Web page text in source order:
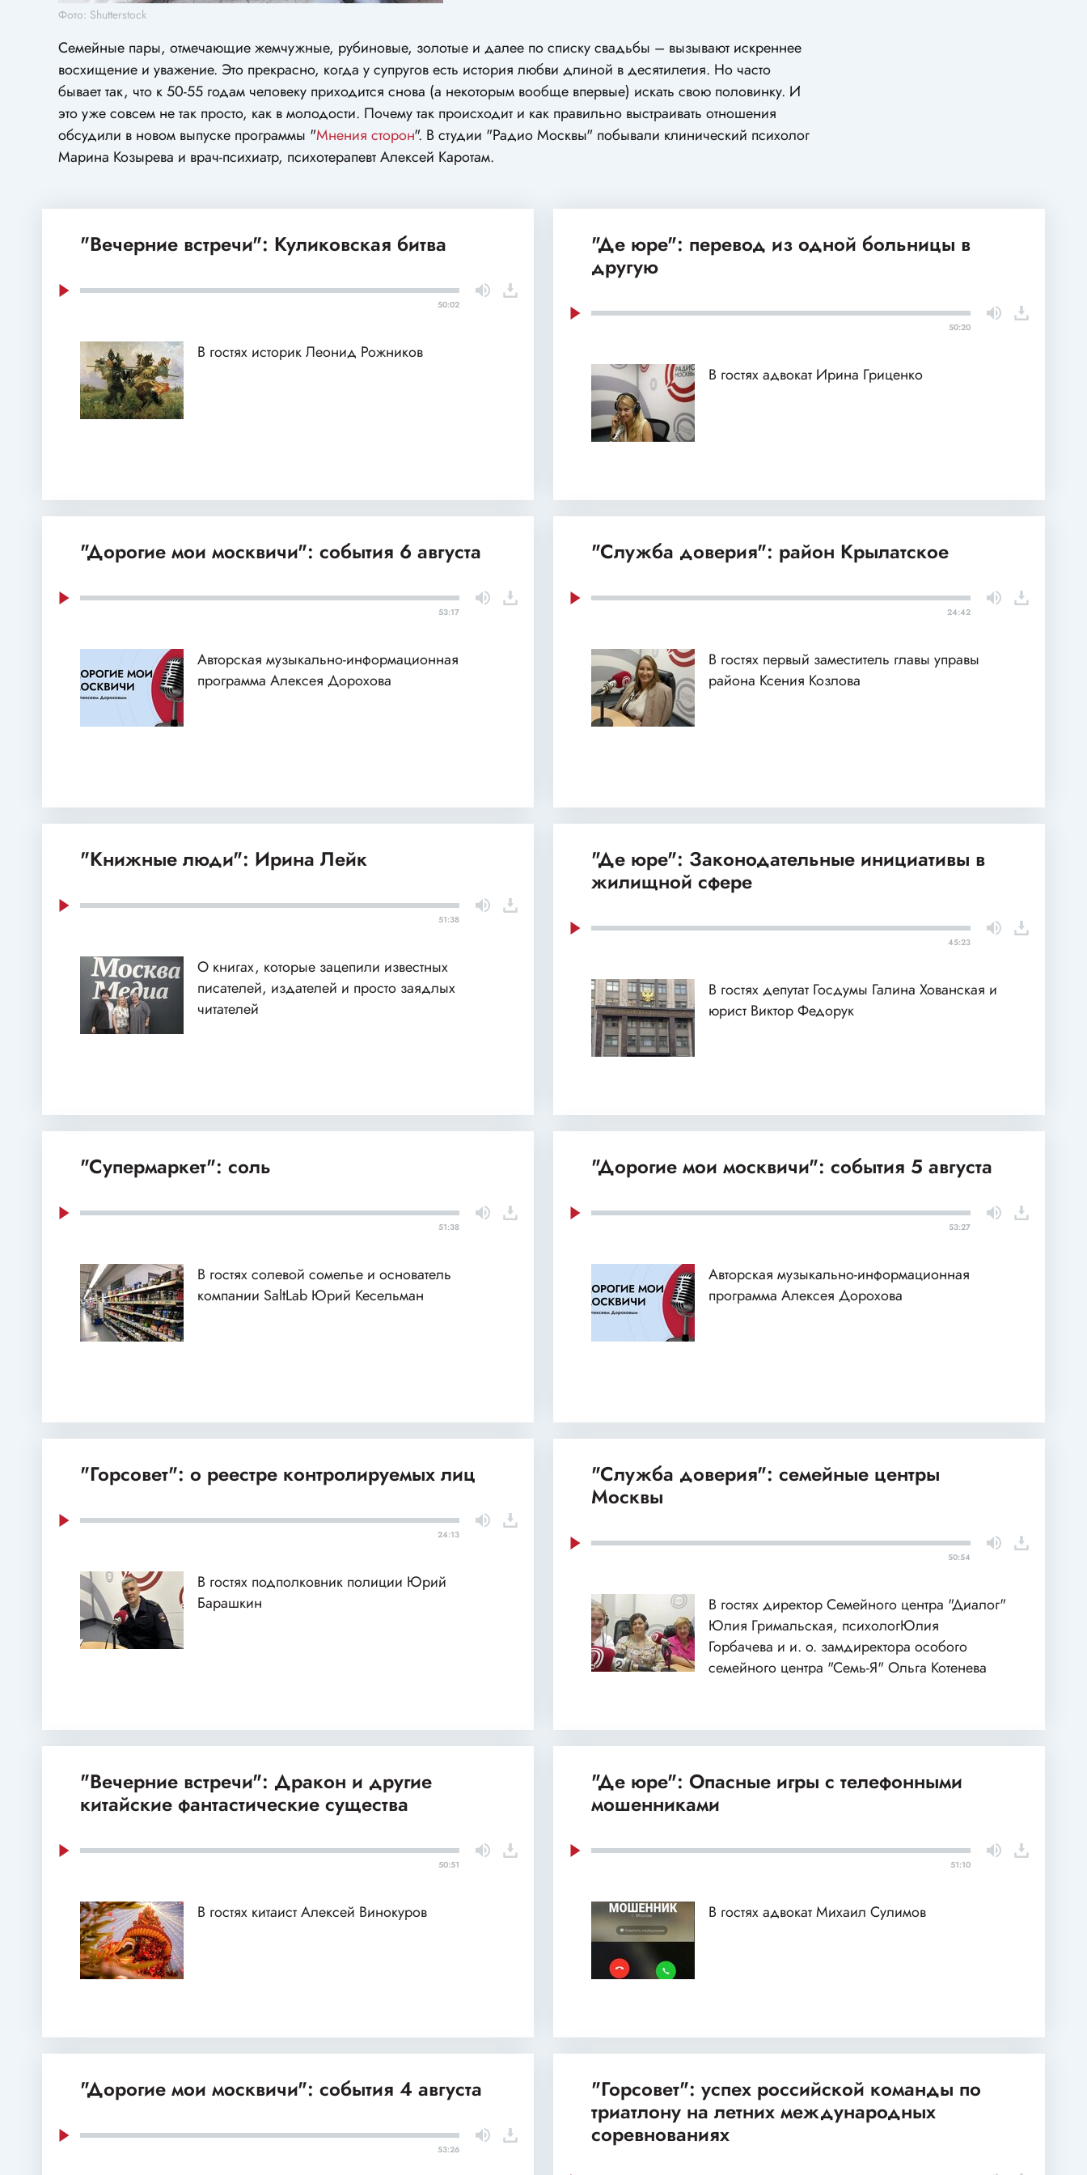
Фото: Shutterstock
Семейные пары, отмечающие жемчужные, рубиновые, золотые и далее по списку свадьбы – вызывают искреннее
восхищение и уважение. Это прекрасно, когда у супругов есть история любви длиной в десятилетия. Но часто
бывает так, что к 50-55 годам человеку приходится снова (а некоторым вообще впервые) искать свою половинку. И
это уже совсем не так просто, как в молодости. Почему так происходит и как правильно выстраивать отношения
обсудили в новом выпуске программы "Мнения сторон". В студии "Радио Москвы" побывали клинический психолог
Марина Козырева и врач-психиатр, психотерапевт Алексей Каротам.
"Вечерние встречи": Куликовская битва
50:02
В гостях историк Леонид Рожников
"Де юре": перевод из одной больницы в
другую
50:20
В гостях адвокат Ирина Гриценко
"Дорогие мои москвичи": события 6 августа
53:17
Авторская музыкально-информационная
программа Алексея Дорохова
"Служба доверия": район Крылатское
24:42
В гостях первый заместитель главы управы
района Ксения Козлова
"Книжные люди": Ирина Лейк
51:38
О книгах, которые зацепили известных
писателей, издателей и просто заядлых
читателей
"Де юре": Законодательные инициативы в
жилищной сфере
45:23
В гостях депутат Госдумы Галина Хованская и
юрист Виктор Федорук
"Супермаркет": соль
51:38
В гостях солевой сомелье и основатель
компании SaltLab Юрий Кесельман
"Дорогие мои москвичи": события 5 августа
53:27
Авторская музыкально-информационная
программа Алексея Дорохова
"Горсовет": о реестре контролируемых лиц
24:13
В гостях подполковник полиции Юрий
Барашкин
"Служба доверия": семейные центры
Москвы
50:54
В гостях директор Семейного центра "Диалог"
Юлия Гримальская, психологЮлия
Горбачева и и. о. замдиректора особого
семейного центра "Семь-Я" Ольга Котенева
"Вечерние встречи": Дракон и другие
китайские фантастические существа
50:51
В гостях китаист Алексей Винокуров
"Де юре": Опасные игры с телефонными
мошенниками
51:10
В гостях адвокат Михаил Сулимов
"Дорогие мои москвичи": события 4 августа
53:26
"Горсовет": успех российской команды по
триатлону на летних международных
соревнованиях